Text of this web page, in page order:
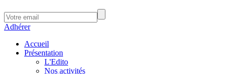
Adhérer
Accueil
Présentation
L'Edito
Nos activités